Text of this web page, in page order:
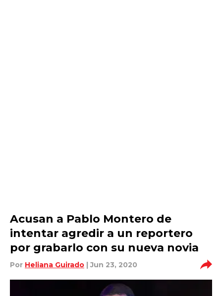
Acusan a Pablo Montero de
intentar agredir a un reportero
por grabarlo con su nueva novia
Por Heliana Guirado | Jun 23, 2020